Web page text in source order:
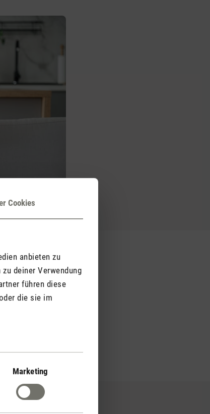
Cookies
anbieten zu
deiner Verwendung
führen diese
die sie im
Marketing
und das
Schadstoffe, wie
Allergien können
und unser
kann ein